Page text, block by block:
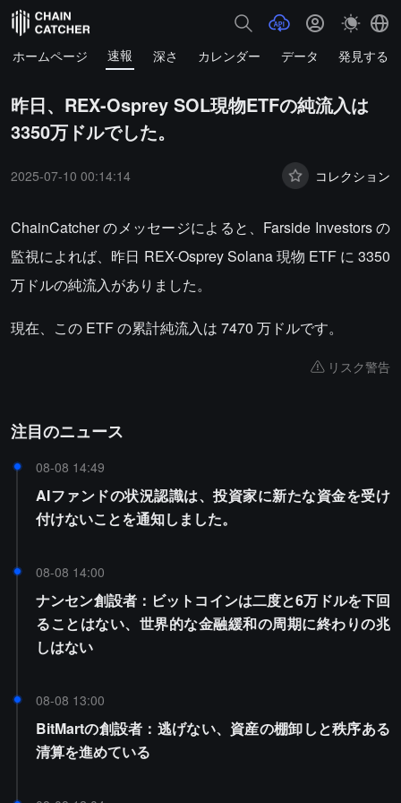
ホームページ 速報 深さ カレンダー データ 発見する
昨日、REX-Osprey SOL現物ETFの純流入は
3350万ドルでした。
2025-07-10 00:14:14 コレクション
ChainCatcher のメッセージによると、Farside Investors の
監視によれば、昨日 REX-Osprey Solana 現物 ETF に 3350
万ドルの純流入がありました。
現在、この ETF の累計純流入は 7470 万ドルです。
リスク警告
注目のニュース
08-08 14:49
AIファンドの状況認識は、投資家に新たな資金を受け
付けないことを通知しました。
08-08 14:00
ナンセン創設者：ビットコインは二度と6万ドルを下回
ることはない、世界的な金融緩和の周期に終わりの兆
しはない
08-08 13:00
BitMartの創設者：逃げない、資産の棚卸しと秩序ある
清算を進めている